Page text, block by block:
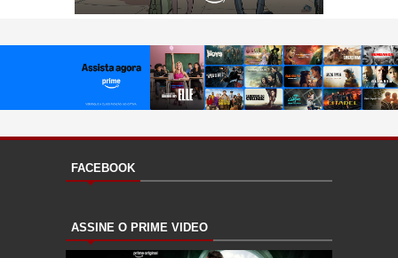
FACEBOOK
ASSINE O PRIME VIDEO